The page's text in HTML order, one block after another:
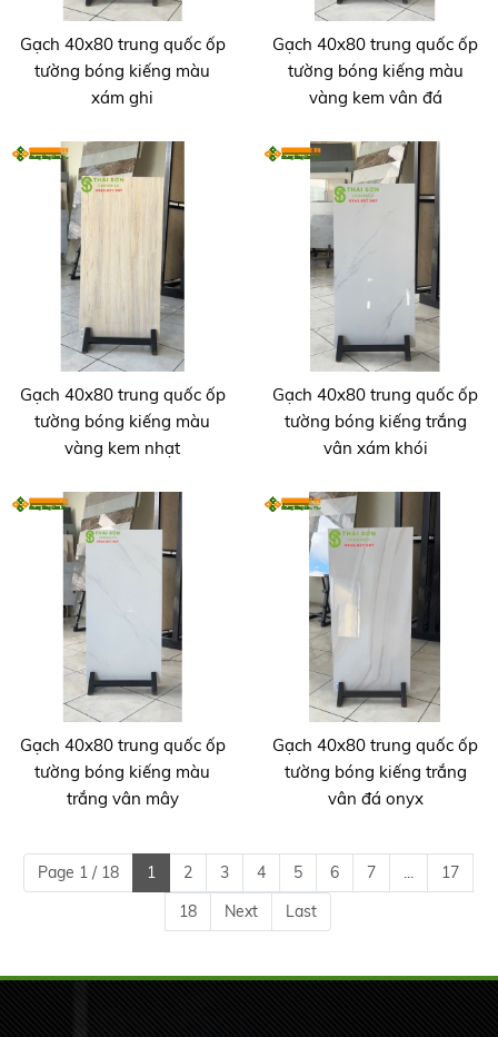
Gạch 40x80 trung quốc ốp
tường bóng kiếng màu
xám ghi
Gạch 40x80 trung quốc ốp
tường bóng kiếng màu
vàng kem vân đá
Gạch 40x80 trung quốc ốp
tường bóng kiếng màu
vàng kem nhạt
Gạch 40x80 trung quốc ốp
tường bóng kiếng trắng
vân xám khói
Gạch 40x80 trung quốc ốp
tường bóng kiếng màu
trắng vân mây
Gạch 40x80 trung quốc ốp
tường bóng kiếng trắng
vân đá onyx
Page 1 / 18 1 2 3 4 5 6 7 ...
17
18
Next Last